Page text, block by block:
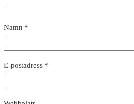
Namn *
E-postadress *